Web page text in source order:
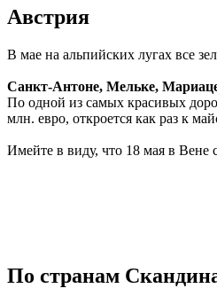
Австрия
В мае на альпийских лугах все
Санкт-Антоне, Мельке,
По одной из самых красивых
млн. евро, откроется как раз к
Имейте в виду, что 18 мая в Вене
По странам